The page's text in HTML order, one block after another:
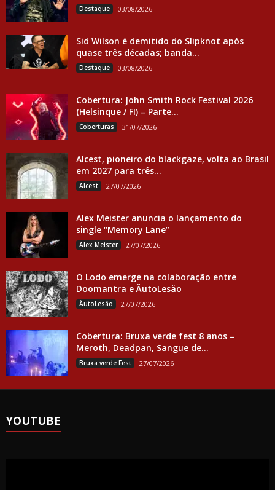
Destaque 03/08/2026
Sid Wilson é demitido do Slipknot após
quase três décadas; banda...
Destaque 03/08/2026
Cobertura: John Smith Rock Festival 2026
(Helsinque / FI) – Parte...
Coberturas 31/07/2026
Alcest, pioneiro do blackgaze, volta ao Brasil
em 2027 para três...
Alcest 27/07/2026
Alex Meister anuncia o lançamento do
single “Memory Lane”
Alex Meister 27/07/2026
O Lodo emerge na colaboração entre
Doomantra e ÄutoLesäo
ÄutoLesäo 27/07/2026
Cobertura: Bruxa verde fest 8 anos –
Meroth, Deadpan, Sangue de...
Bruxa verde Fest 27/07/2026
YOUTUBE